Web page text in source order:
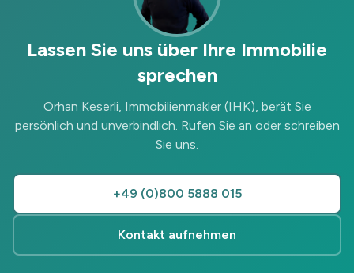
Lassen Sie uns über Ihre Immobilie
sprechen
Orhan Keserli, Immobilienmakler (IHK), berät Sie
persönlich und unverbindlich. Rufen Sie an oder schreiben
Sie uns.
+49 (0)800 5888 015
Kontakt aufnehmen